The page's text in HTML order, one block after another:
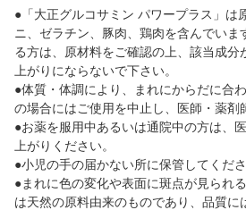
●「大正グルコサミン パワープラス」は
ニ、ゼラチン、豚肉、鶏肉を含んでいま
る方は、原材料をご確認の上、該当成分
上がりにならないで下さい。
●体質・体調により、まれにからだに合
の場合にはご使用を中止し、医師・薬剤
●お薬を服用中あるいは通院中の方は、
上がりください。
●小児の手の届かない所に保管してくださ
●まれに色の変化や表面に斑点が見られ
は天然の原料由来のものであり、品質に